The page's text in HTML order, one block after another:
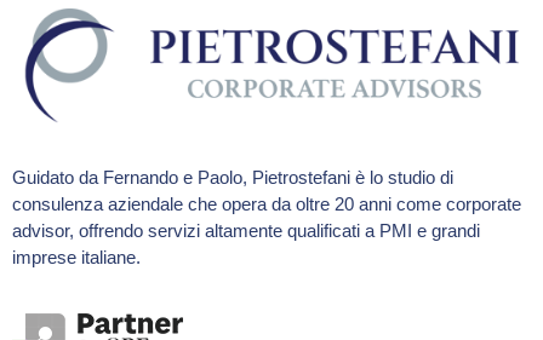
Guidato da Fernando e Paolo, Pietrostefani è lo studio di
consulenza aziendale che opera da oltre 20 anni come corporate
advisor, offrendo servizi altamente qualificati a PMI e grandi
imprese italiane.